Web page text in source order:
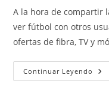
la
entrada:
entrada:
A la hora de compartir
ver fútbol con otros
ofertas de fibra, TV y
Continuar Leyendo TOP
10